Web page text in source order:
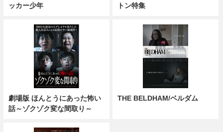
ッカー少年
トン特集
劇場版 ほんとうにあった怖い
話～ゾクゾク変な間取り～
THE BELDHAM/ベルダム